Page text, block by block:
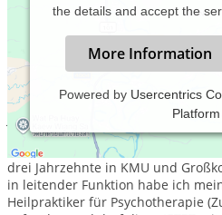
the details and accept the
More Information
Powered by Usercentrics
Platform
Jahrgang 1964 im Tierkreiszeichen
Nach einer interessanten und
drei Jahrzehnte in KMU und
in leitender Funktion habe ich
Heilpraktiker für Psychotherapie